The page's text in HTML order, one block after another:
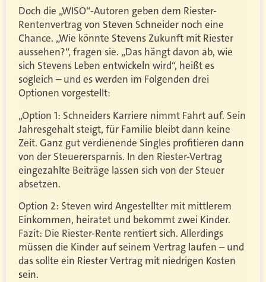
Doch die „WISO“-Autoren geben dem Riester-
Rentenvertrag von Steven Schneider noch eine
Chance. „Wie könnte Stevens Zukunft mit Riester
aussehen?“, fragen sie. „Das hängt davon ab, wie
sich Stevens Leben entwickeln wird“, heißt es
sogleich – und es werden im Folgenden drei
Optionen vorgestellt:
„Option 1: Schneiders Karriere nimmt Fahrt auf. Sein
Jahresgehalt steigt, für Familie bleibt dann keine
Zeit. Ganz gut verdienende Singles profitieren dann
von der Steuerersparnis. In den Riester-Vertrag
eingezahlte Beiträge lassen sich von der Steuer
absetzen.
Option 2: Steven wird Angestellter mit mittlerem
Einkommen, heiratet und bekommt zwei Kinder.
Fazit: Die Riester-Rente rentiert sich. Allerdings
müssen die Kinder auf seinem Vertrag laufen – und
das sollte ein Riester Vertrag mit niedrigen Kosten
sein.